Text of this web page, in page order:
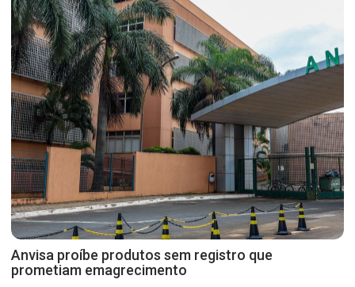
Anvisa proíbe produtos sem registro que
prometiam emagrecimento